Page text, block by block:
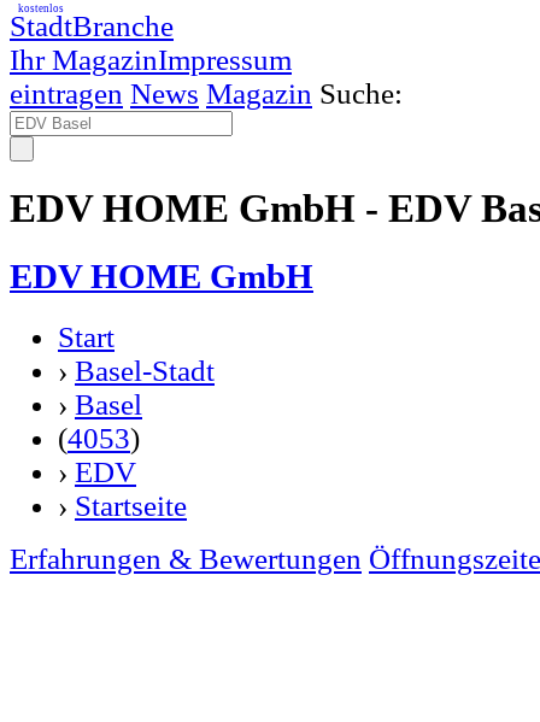
StadtBranche
Ihr MagazinImpressum
kostenlos
eintragen News Magazin Suche:
EDV HOME GmbH - EDV
EDV HOME GmbH
Start
› Basel-Stadt
› Basel
(4053)
› EDV
› Startseite
Erfahrungen & Bewertungen